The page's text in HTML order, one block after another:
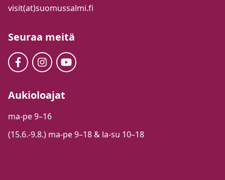
visit(at)suomussalmi.fi
Seuraa meitä
Aukioloajat
ma-pe 9–16
(15.6.-9.8.) ma-pe 9–18 & la-su 10–18